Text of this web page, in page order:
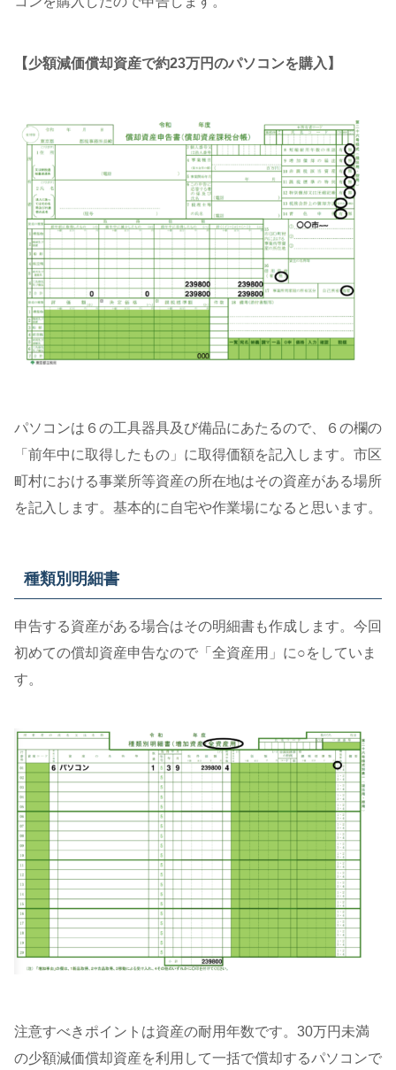
【少額減価償却資産で約23万円のパソコンを購入】
パソコンは６の工具器具及び備品にあたるので、６の欄の
「前年中に取得したもの」に取得価額を記入します。市区
町村における事業所等資産の所在地はその資産がある場所
を記入します。基本的に自宅や作業場になると思います。
種類別明細書
申告する資産がある場合はその明細書も作成します。今回
初めての償却資産申告なので「全資産用」に○をしていま
す。
注意すべきポイントは資産の耐用年数です。30万円未満
の少額減価償却資産を利用して一括で償却するパソコンで